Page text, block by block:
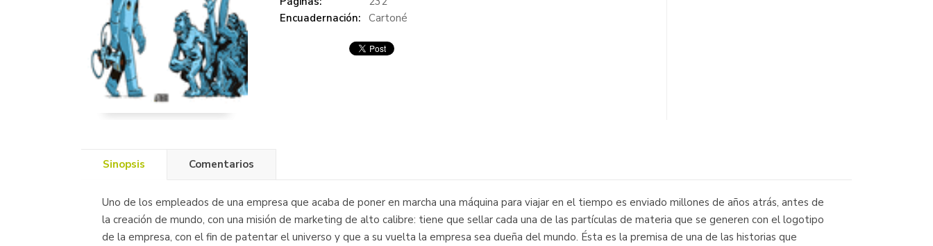
Encuadernación:
Cartoné
Sinopsis Comentarios
Uno de los empleados de una empresa que acaba de poner en marcha una máquina para viajar en el tiempo es enviado millones de años atrás, antes de
la creación de mundo, con una misión de marketing de alto calibre: tiene que sellar cada una de las partículas de materia que se generen con el logotipo
de la empresa, con el fin de patentar el universo y que a su vuelta la empresa sea dueña del mundo. Ésta es la premisa de una de las historias que